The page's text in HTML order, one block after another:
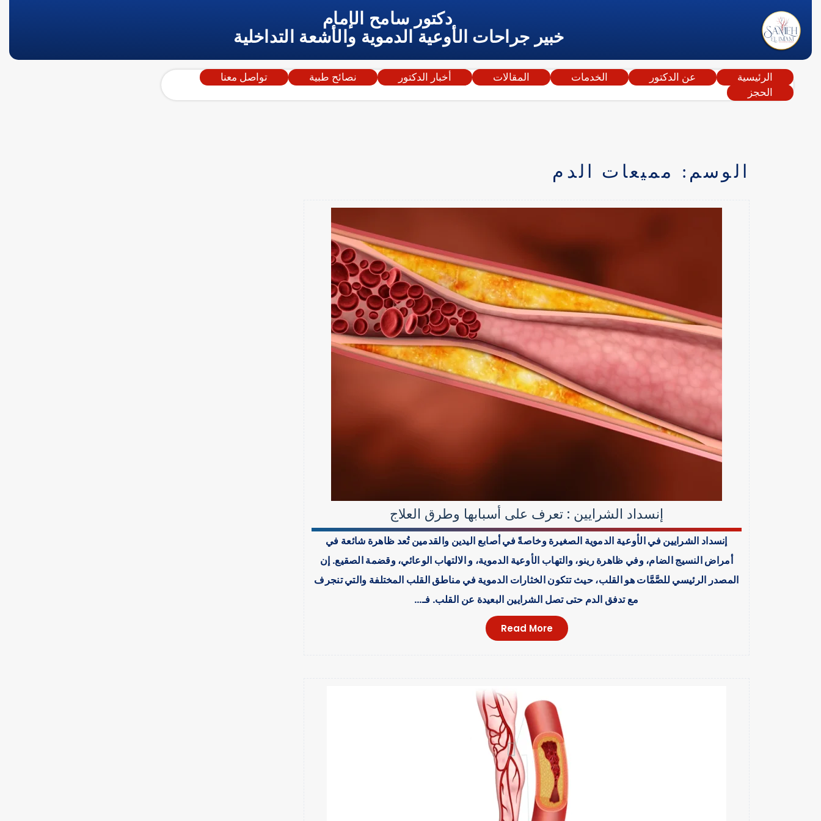
دكتور سامح الإمام
خبير جراحات الأوعية الدموية والأشعة التداخلية
الرئيسية عن الدكتور الخدمات المقالات أخبار الدكتور نصائح طبية
تواصل معنا
الحجز
الوسم: مميعات الدم
إنسداد الشرايين : تعرف على أسبابها وطرق العلاج
إنسداد الشرايين في الأوعية الدموية الصغيرة وخاصةً في أصابع اليدين والقدمين تُعد ظاهرة شائعة في
أمراض النسيج الضام، وفي ظاهرة رينو، والتهاب الأوعية الدموية، و الالتهاب الوعائي، وقضمة الصقيع. إن
المصدر الرئيسي للصَّمَّات هو القلب، حيث تتكون الخثارات الدموية في مناطق القلب المختلفة والتي تنجرف
مع تدفق الدم حتى تصل الشرايين البعيدة عن القلب. فـ…
Read More